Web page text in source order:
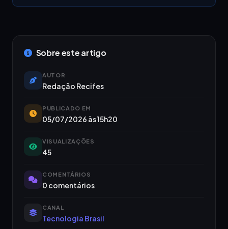
Sobre este artigo
AUTOR
Redação Recifes
PUBLICADO EM
05/07/2026 às 15h20
VISUALIZAÇÕES
45
COMENTÁRIOS
0 comentários
CANAL
Tecnologia Brasil